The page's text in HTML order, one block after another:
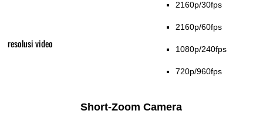
resolusi video
2160p/30fps
2160p/60fps
1080p/240fps
720p/960fps
Short-Zoom Camera